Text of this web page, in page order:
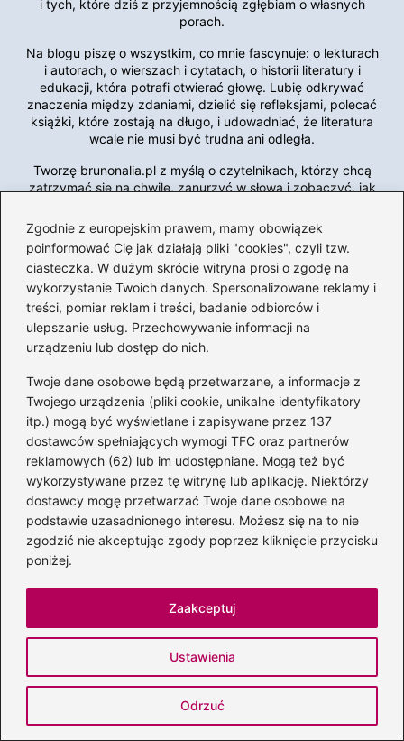
Zgodnie z europejskim prawem, mamy obowiązek
poinformować Cię jak działają pliki "cookies", czyli tzw.
ciasteczka. W dużym skrócie witryna prosi o zgodę na
wykorzystanie Twoich danych. Spersonalizowane reklamy i
treści, pomiar reklam i treści, badanie odbiorców i
ulepszanie usług. Przechowywanie informacji na
urządzeniu lub dostęp do nich.
Twoje dane osobowe będą przetwarzane, a informacje z
Twojego urządzenia (pliki cookie, unikalne identyfikatory
itp.) mogą być wyświetlane i zapisywane przez 137
dostawców spełniających wymogi TFC oraz partnerów
reklamowych (62) lub im udostępniane. Mogą też być
wykorzystywane przez tę witrynę lub aplikację. Niektórzy
dostawcy mogę przetwarzać Twoje dane osobowe na
podstawie uzasadnionego interesu. Możesz się na to nie
zgodzić nie akceptując zgody poprzez kliknięcie przycisku
poniżej.
Ustawienia
Odrzuć
Zaakceptuj
i tych, które dziś z przyjemnością zgłębiam o własnych
porach.
Na blogu piszę o wszystkim, co mnie fascynuje: o lekturach
i autorach, o wierszach i cytatach, o historii literatury i
edukacji, która potrafi otwierać głowę. Lubię odkrywać
znaczenia między zdaniami, dzielić się refleksjami, polecać
książki, które zostają na długo, i udowadniać, że literatura
wcale nie musi być trudna ani odległa.
Tworzę brunonalia.pl z myślą o czytelnikach, którzy chcą
zatrzymać się na chwilę, zanurzyć w słowa i zobaczyć, jak
przestrzeń dialogu z literaturą — i zaproszenie, abyście do
mnie dołączyli.
←
Romantyczne wiersze walentynkowe dla chłopaka,
które podbiją jego serce
→
Chomikuj książki polskich autorów i odkryj
Dodaj komentarz
Twój adres email nie zostanie opublikowany.
Wymagane pola są oznaczone*
Komentarz*
Nazwa*